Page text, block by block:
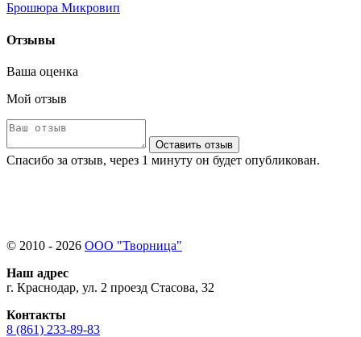
Брошюра Микровип
Отзывы
Ваша оценка
Мой отзыв
Оставить отзыв
Спасибо за отзыв, через 1 минуту он будет опубликован.
© 2010 - 2026 ООО "Творница"
Наш адрес
г. Краснодар, ул. 2 проезд Стасова, 32
Контакты
8 (861) 233-89-83